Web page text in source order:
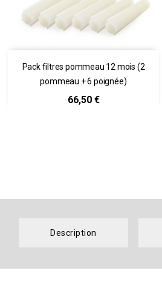
Pack filtres pommeau 12 mois (2
pommeau + 6 poignée)
Prix
66,50 €
Description